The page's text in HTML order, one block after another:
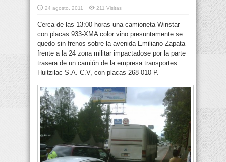
24 agosto, 2011 211 Visitas
Cerca de las 13:00 horas una camioneta Winstar
con placas 933-XMA color vino presuntamente se
quedo sin frenos sobre la avenida Emiliano Zapata
frente a la 24 zona militar impactadose por la parte
trasera de un camión de la empresa transportes
Huitzilac S.A. C.V, con placas 268-010-P.